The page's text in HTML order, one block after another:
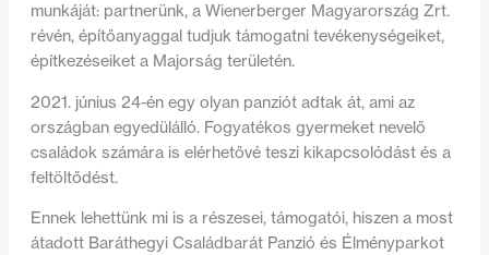
munkáját: partnerünk, a Wienerberger Magyarország Zrt.
révén, építőanyaggal tudjuk támogatni tevékenységeiket,
építkezéseiket a Majorság területén.
2021. június 24-én egy olyan panziót adtak át, ami az
országban egyedülálló. Fogyatékos gyermeket nevelő
családok számára is elérhetővé teszi kikapcsolódást és a
feltöltődést.
Ennek lehettünk mi is a részesei, támogatói, hiszen a most
átadott Baráthegyi Családbarát Panzió és Élményparkot